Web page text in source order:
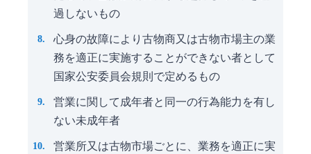
過しないもの
心身の故障により古物商又は古物市場主の業
務を適正に実施することができない者として
国家公安委員会規則で定めるもの
営業に関して成年者と同一の行為能力を有し
ない未成年者
営業所又は古物市場ごとに、業務を適正に実